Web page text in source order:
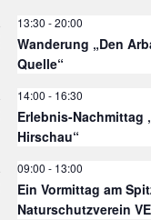
13:30 -20:00
Wanderung „Den
Quelle“
14:00 - 16:30
Erlebnis-Nachmittag
Hirschau“
09:00 - 13:00
Ein Vormittag am
Naturschutzverein